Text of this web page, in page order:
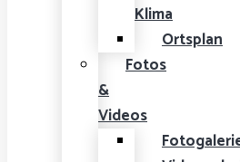
Klima
Ortsplan
Fotos
&
Videos